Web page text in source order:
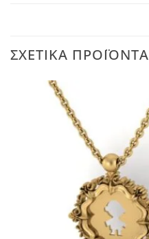
ΣΧΕΤΙΚΆ ΠΡΟΪΌΝΤΑ